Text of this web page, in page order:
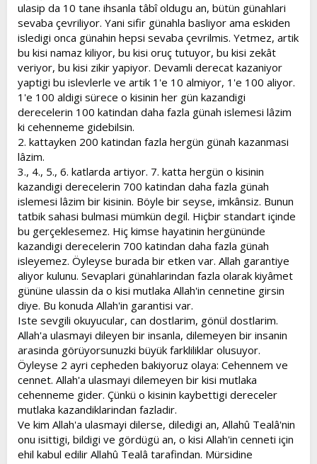
ulasip da 10 tane ihsanla tâbî oldugu an, bütün günahlari
sevaba çevriliyor. Yani sifir günahla basliyor ama eskiden
isledigi onca günahin hepsi sevaba çevrilmis. Yetmez, artik
bu kisi namaz kiliyor, bu kisi oruç tutuyor, bu kisi zekât
veriyor, bu kisi zikir yapiyor. Devamli derecat kazaniyor
yaptigi bu islevlerle ve artik 1'e 10 almiyor, 1'e 100 aliyor.
1'e 100 aldigi sürece o kisinin her gün kazandigi
derecelerin 100 katindan daha fazla günah islemesi lâzim
ki cehenneme gidebilsin.
2. kattayken 200 katindan fazla hergün günah kazanmasi
lâzim.
3., 4., 5., 6. katlarda artiyor. 7. katta hergün o kisinin
kazandigi derecelerin 700 katindan daha fazla günah
islemesi lâzim bir kisinin. Böyle bir seyse, imkânsiz. Bunun
tatbik sahasi bulmasi mümkün degil. Hiçbir standart içinde
bu gerçeklesemez. Hiç kimse hayatinin hergününde
kazandigi derecelerin 700 katindan daha fazla günah
isleyemez. Öyleyse burada bir etken var. Allah garantiye
aliyor kulunu. Sevaplari günahlarindan fazla olarak kiyâmet
gününe ulassin da o kisi mutlaka Allah'in cennetine girsin
diye. Bu konuda Allah'in garantisi var.
Iste sevgili okuyucular, can dostlarim, gönül dostlarim.
Allah'a ulasmayi dileyen bir insanla, dilemeyen bir insanin
arasinda görüyorsunuzki büyük farkliliklar olusuyor.
Öyleyse 2 ayri cepheden bakiyoruz olaya: Cehennem ve
cennet. Allah'a ulasmayi dilemeyen bir kisi mutlaka
cehenneme gider. Çünkü o kisinin kaybettigi dereceler
mutlaka kazandiklarindan fazladir.
Ve kim Allah'a ulasmayi dilerse, diledigi an, Allahû Tealâ'nin
onu isittigi, bildigi ve gördügü an, o kisi Allah'in cenneti için
ehil kabul edilir Allahû Tealâ tarafindan. Mürsidine